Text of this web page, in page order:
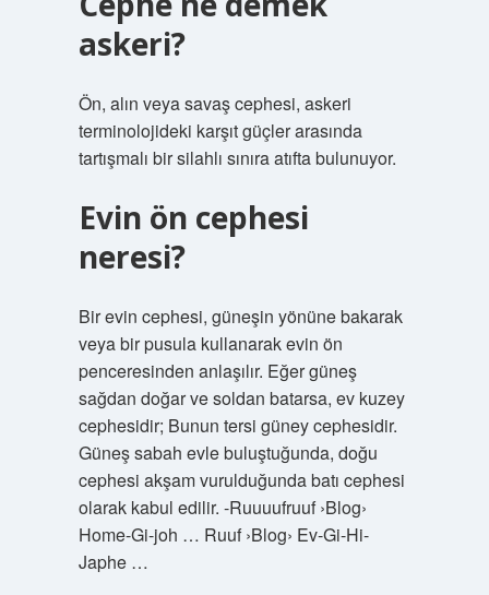
askeri?
Ön, alın veya savaş cephesi, askeri
terminolojideki karşıt güçler arasında
tartışmalı bir silahlı sınıra atıfta bulunuyor.
Evin ön cephesi
neresi?
Bir evin cephesi, güneşin yönüne bakarak
veya bir pusula kullanarak evin ön
penceresinden anlaşılır. Eğer güneş
sağdan doğar ve soldan batarsa, ev kuzey
cephesidir; Bunun tersi güney cephesidir.
Güneş sabah evle buluştuğunda, doğu
cephesi akşam vurulduğunda batı cephesi
olarak kabul edilir. -Ruuuufruuf ›Blog›
Home-Gi-joh … Ruuf ›Blog› Ev-Gi-Hi-
Japhe …